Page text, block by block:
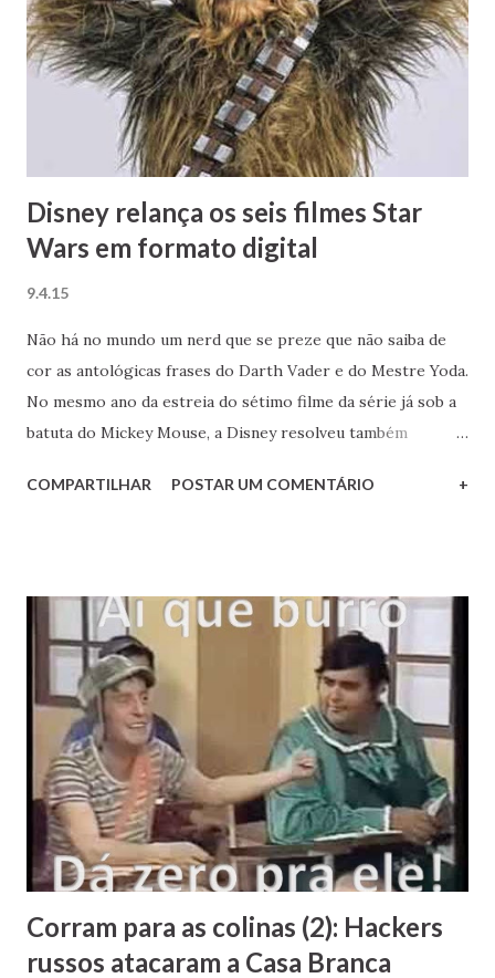
Disney relança os seis filmes Star
Wars em formato digital
9.4.15
Não há no mundo um nerd que se preze que não saiba de
cor as antológicas frases do Darth Vader e do Mestre Yoda.
No mesmo ano da estreia do sétimo filme da série já sob a
batuta do Mickey Mouse, a Disney resolveu também
trilogia antiga) e dos não tão clássicos assim (a trilogia
Instant Video. No Google Play a coleção completa está por
89 obamas, enquanto que cada filme sai por US$ 19,99,
infelizmente um preço deveras salgado para nós, terceiro-
mundistas: com o dólar na casa das 3 dilmas, a coleção
completa sai pela bagatela de R$ 267 (fora o IOF). Por este
valor sem dúvida é muito mais negócio comprar o box com
os seis filmes em Blu-Ray. EDIT 10/04/2015: no Google
Play já estão disponíveis os preços em reais: 199,90 pelo
pacote e 44,90 por cada filme. Ainda é mais ...
COMPARTILHAR POSTAR UM COMENTÁRIO +
Corram para as colinas (2): Hackers
russos atacaram a Casa Branca